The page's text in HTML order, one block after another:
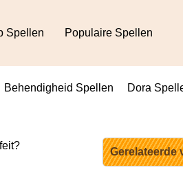
Spellen Populaire Spellen
Behendigheid Spellen Dora
Gerelateerde